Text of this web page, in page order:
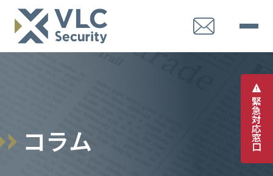
緊
急
対
応
窓
口
コラム